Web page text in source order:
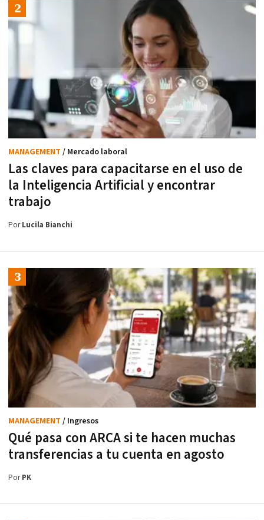
Las claves para capacitarse en el uso de
la Inteligencia Artificial y encontrar
trabajo
MANAGEMENT / Mercado laboral
PorLucila Bianchi
Qué pasa con ARCA si te hacen muchas
transferencias a tu cuenta en agosto
MANAGEMENT / Ingresos
PorPK